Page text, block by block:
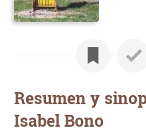
Resumen y
Isabel Bono